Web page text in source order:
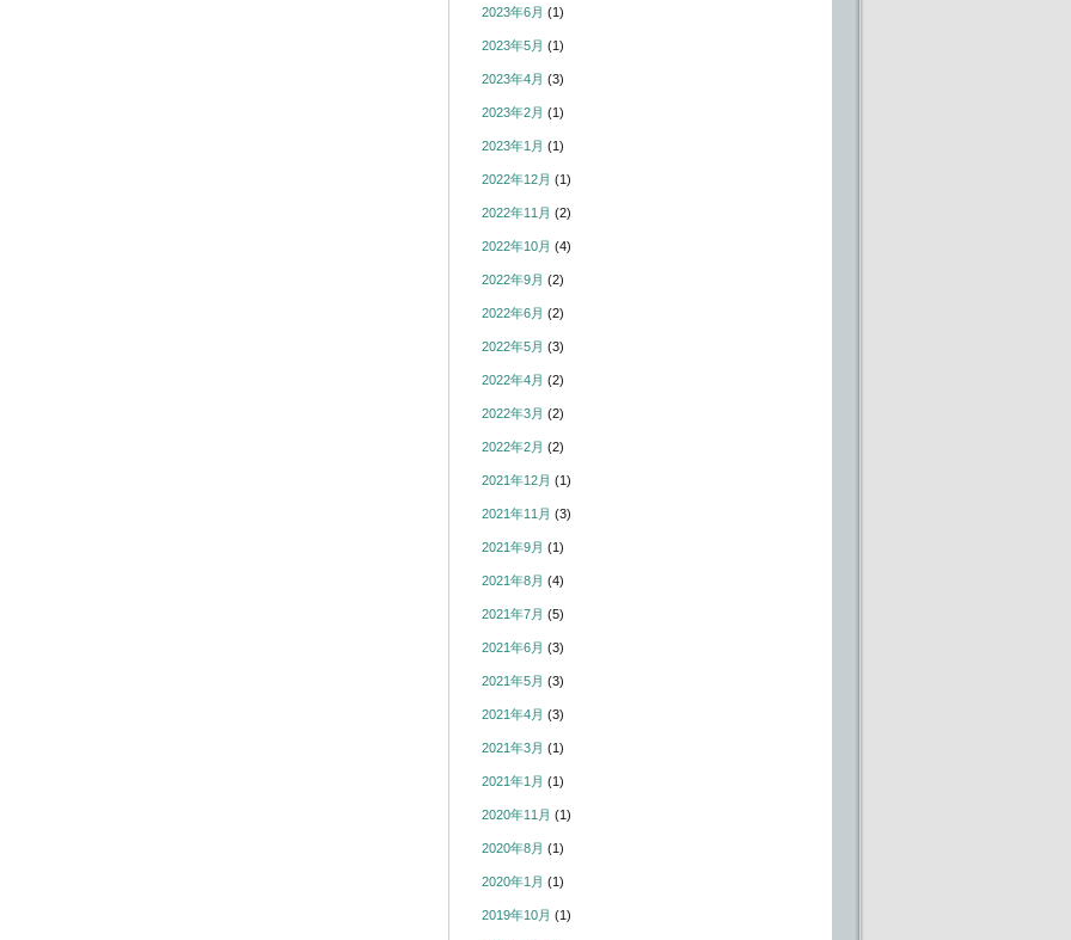
2023年6月 (1)
2023年5月 (1)
2023年4月 (3)
2023年2月 (1)
2023年1月 (1)
2022年12月 (1)
2022年11月 (2)
2022年10月 (4)
2022年9月 (2)
2022年6月 (2)
2022年5月 (3)
2022年4月 (2)
2022年3月 (2)
2022年2月 (2)
2021年12月 (1)
2021年11月 (3)
2021年9月 (1)
2021年8月 (4)
2021年7月 (5)
2021年6月 (3)
2021年5月 (3)
2021年4月 (3)
2021年3月 (1)
2021年1月 (1)
2020年11月 (1)
2020年8月 (1)
2020年1月 (1)
2019年10月 (1)